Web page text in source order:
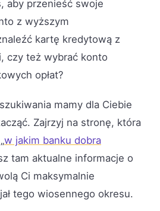
aby przenieść swoje
z wyższym
kartę kredytową z
czy też wybrać konto
opłat?
mamy dla Ciebie
Zajrzyj na stronę, która
w jakim banku dobra
tam aktualne informacje o
Ci maksymalnie
tego wiosennego okresu.